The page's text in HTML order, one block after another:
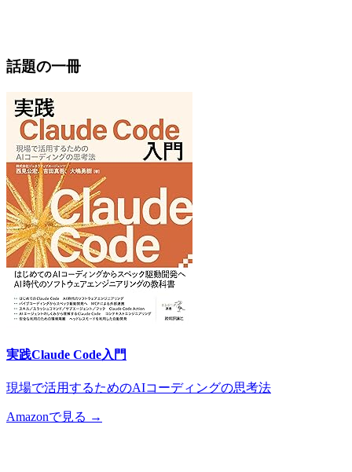
話題の一冊
実践Claude Code入門
現場で活用するためのAIコーディングの思考法
Amazonで見る →